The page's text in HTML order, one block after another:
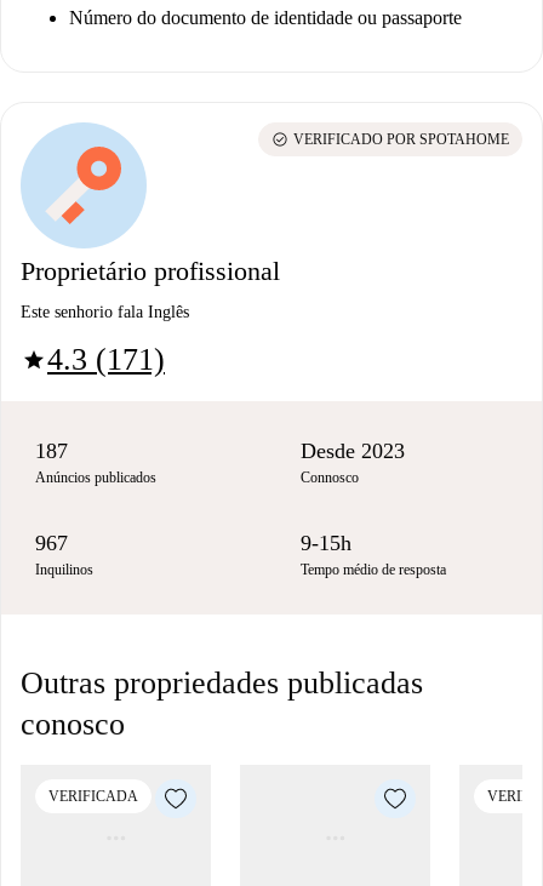
Número do documento de identidade ou passaporte
Proprietário profissional
Este senhorio fala Inglês
star4.3 (171)
check_circle VERIFICADO POR SPOTAHOME
187
Anúncios publicados
Desde 2023
Connosco
967
Inquilinos
9-15h
Tempo médio de resposta
Outras propriedades publicadas
conosco
VERIFICADA